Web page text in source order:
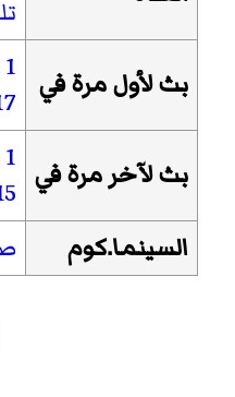
بث لأول مرة في
1 رمضان
17
بث لآخر مرة في 1 شوال
15
السينما.كوم